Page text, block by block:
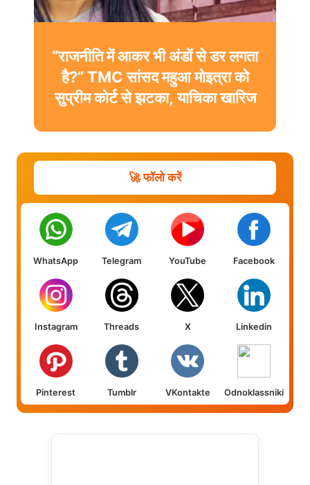
“राजनीति में आकर भी अंडों से डर लगता
है?” TMC सांसद महुआ मोइत्रा को
सुप्रीम कोर्ट से झटका, याचिका खारिज
🚀 फॉलो करें
WhatsApp Telegram YouTube Facebook
Instagram Threads X Linkedin
Pinterest Tumblr VKontakte Odnoklassniki